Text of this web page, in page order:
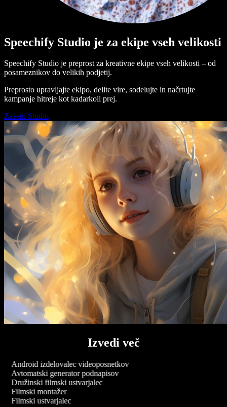
Speechify Studio je za ekipe vseh velikosti
Speechify Studio je preprost za kreativne ekipe vseh velikosti – od
posameznikov do velikih podjetij.
Preprosto upravljajte ekipo, delite vire, sodelujte in načrtujte
kampanje hitreje kot kadarkoli prej.
Zaženi Studio
Izvedi več
Android izdelovalec videoposnetkov
Avtomatski generator podnapisov
Družinski filmski ustvarjalec
Filmski montažer
Filmski ustvarjalec